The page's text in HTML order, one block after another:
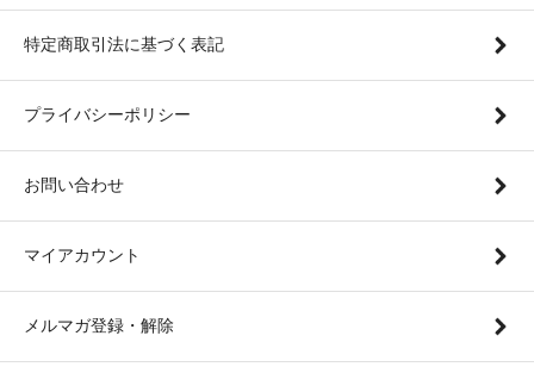
特定商取引法に基づく表記
プライバシーポリシー
お問い合わせ
マイアカウント
メルマガ登録・解除